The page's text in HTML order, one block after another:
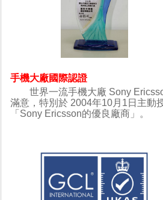
手機大廠國際認證
世界一流手機大廠 Sony
滿意，特別於 2004年10月1日主動
「Sony Ericsson的優良廠商」。